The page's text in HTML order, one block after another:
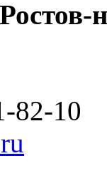
82-10